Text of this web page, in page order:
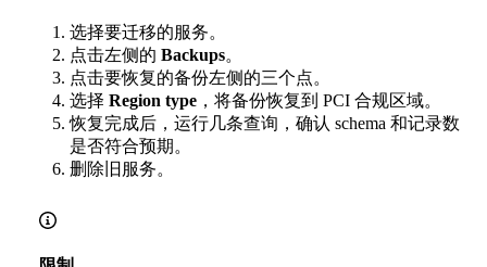
选择要迁移的服务。
点击左侧的 Backups。
点击要恢复的备份左侧的三个点。
选择 Region type ，将备份恢复到 PCI 合规区域。
恢复完成后，运行几条查询，确认 schema 和记录数
是否符合预期。
删除旧服务。